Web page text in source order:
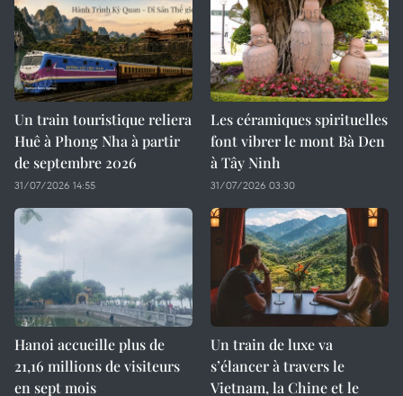
Un train touristique reliera
Huê à Phong Nha à partir
de septembre 2026
31/07/2026 14:55
Les céramiques spirituelles
font vibrer le mont Bà Den
à Tây Ninh
31/07/2026 03:30
Hanoi accueille plus de
21,16 millions de visiteurs
en sept mois ​
Un train de luxe va
s’élancer à travers le
Vietnam, la Chine et le